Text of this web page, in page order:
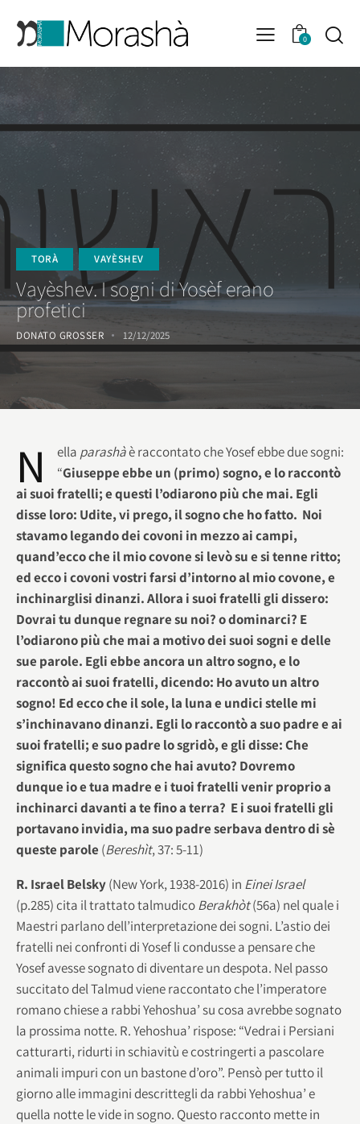
0
TORÀ VAYÈSHEV
Vayèshev. I sogni di Yosèf erano
profetici
DONATO GROSSER 12/12/2025
N ella parashàè raccontato che Yosef ebbe due sogni:
“Giuseppe ebbe un (primo) sogno, e lo raccontò
ai suoi fratelli; e questi l’odiarono più che mai. Egli
disse loro: Udite, vi prego, il sogno che ho fatto. Noi
stavamo legando dei covoni in mezzo ai campi,
quand’ecco che il mio covone si levò su e si tenne ritto;
ed ecco i covoni vostri farsi d’intorno al mio covone, e
inchinarglisi dinanzi. Allora i suoi fratelli gli dissero:
Dovrai tu dunque regnare su noi? o dominarci? E
l’odiarono più che mai a motivo dei suoi sogni e delle
sue parole. Egli ebbe ancora un altro sogno, e lo
raccontò ai suoi fratelli, dicendo: Ho avuto un altro
sogno! Ed ecco che il sole, la luna e undici stelle mi
s’inchinavano dinanzi. Egli lo raccontò a suo padre e ai
suoi fratelli; e suo padre lo sgridò, e gli disse: Che
significa questo sogno che hai avuto? Dovremo
dunque io e tua madre e i tuoi fratelli venir proprio a
inchinarci davanti a te fino a terra? E i suoi fratelli gli
portavano invidia, ma suo padre serbava dentro di sè
queste parole (Bereshìt, 37: 5-11)
R. Israel Belsky(New York, 1938-2016) in Einei Israel
(p.285) cita il trattato talmudicoBerakhòt(56a) nel quale i
Maestri parlano dell’interpretazione dei sogni. L’astio dei
fratelli nei confronti di Yosef li condusse a pensare che
Yosef avesse sognato di diventare un despota. Nel passo
succitato del Talmud viene raccontato che l’imperatore
romano chiese a rabbi Yehoshua’ su cosa avrebbe sognato
la prossima notte. R. Yehoshua’ rispose: “Vedrai i Persiani
catturarti, ridurti in schiavitù e costringerti a pascolare
animali impuri con un bastone d’oro”. Pensò per tutto il
giorno alle immagini descrittegli da rabbi Yehoshua’ e
quella notte le vide in sogno. Questo racconto mette in